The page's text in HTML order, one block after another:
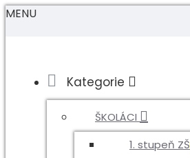
MENU
Kategorie
ŠKOLÁCI
1. stupeň ZŠ